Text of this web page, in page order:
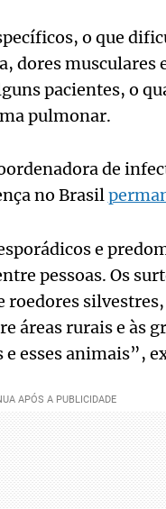
o que
dores
pacientes, o
pulmonar.
de
no Brasil
e
pessoas. Os
roedores
áreas rurais e às
esses animais”,